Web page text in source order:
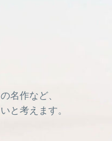
名作など、
と考えます。